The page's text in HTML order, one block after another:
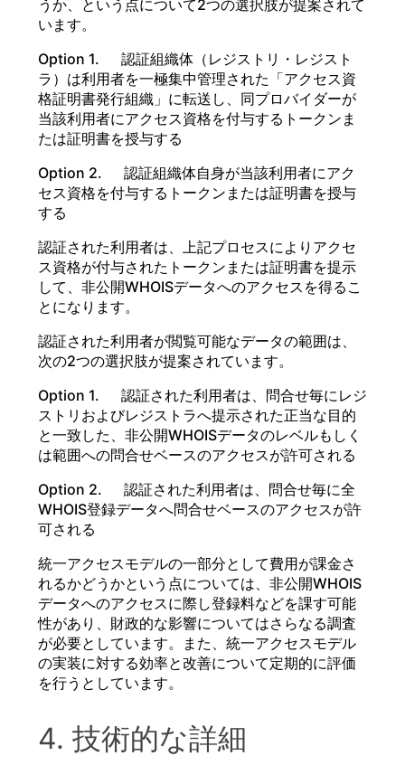
うか、という点について2つの選択肢が提案されて
います。
Option 1. 認証組織体（レジストリ・レジスト
ラ）は利用者を一極集中管理された「アクセス資
格証明書発行組織」に転送し、同プロバイダーが
当該利用者にアクセス資格を付与するトークンま
たは証明書を授与する
Option 2. 認証組織体自身が当該利用者にアク
セス資格を付与するトークンまたは証明書を授与
する
認証された利用者は、上記プロセスによりアクセ
ス資格が付与されたトークンまたは証明書を提示
して、非公開WHOISデータへのアクセスを得るこ
とになります。
認証された利用者が閲覧可能なデータの範囲は、
次の2つの選択肢が提案されています。
Option 1. 認証された利用者は、問合せ毎にレジ
ストリおよびレジストラへ提示された正当な目的
と一致した、非公開WHOISデータのレベルもしく
は範囲への問合せベースのアクセスが許可される
Option 2. 認証された利用者は、問合せ毎に全
WHOIS登録データへ問合せベースのアクセスが許
可される
統一アクセスモデルの一部分として費用が課金さ
れるかどうかという点については、非公開WHOIS
データへのアクセスに際し登録料などを課す可能
性があり、財政的な影響についてはさらなる調査
が必要としています。また、統一アクセスモデル
の実装に対する効率と改善について定期的に評価
を行うとしています。
4. 技術的な詳細